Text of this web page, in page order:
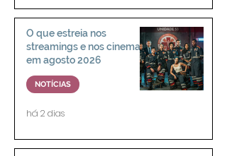
O que estreia nos
streamings e nos cinemas
em agosto 2026
NOTÍCIAS
há 2 dias